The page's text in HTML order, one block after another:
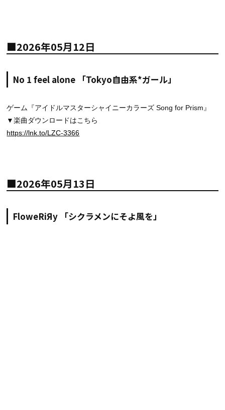
■2026年05月12日
No 1 feel alone 「Tokyo自由系*ガール」
ゲーム『アイドルマスターシャイニーカラーズ Song for Prism』
▼楽曲ダウンロードはこちら
https://lnk.to/LZC-3366
■2026年05月13日
FloweRiЯy 「シクラメンにそよ風を」